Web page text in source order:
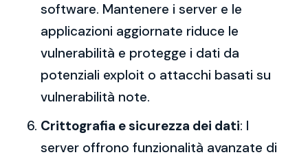
software. Mantenere i server e le
applicazioni aggiornate riduce le
vulnerabilità e protegge i dati da
potenziali exploit o attacchi basati su
vulnerabilità note.
Crittografia e sicurezza dei dati: I
server offrono funzionalità avanzate di